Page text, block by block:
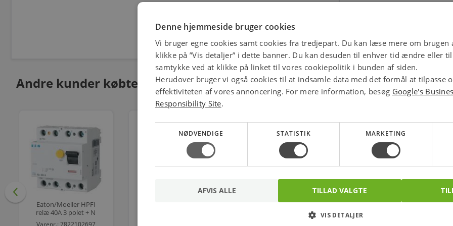
4.1
Andre kunder købte også
Eaton/Moeller HPFI
relæ 40A 3 polet + N
30mA 0,03A,
Varenr.: 7822102697
Eaton/Moeller
Automatsikring C 10A 3
Polet + nul, 4 modul
Eaton/Moeller
Automatsikring C 10A 1
Denne hjemmeside bruger cookies
Vi bruger egne cookies samt cookies fra tredjepart. Du kan læse mere om brugen
klikke på ”Vis detaljer” i dette banner. Du kan desuden til enhver tid ændre eller
samtykke ved at klikke på linket til vores cookiepolitik i bunden af siden.
Herudover bruger vi også cookies til at indsamle data med det formål at tilpasse
effektiviteten af vores annoncering. For mere information, besøg Google's
Responsibility Site.
NØDVENDIGE STATISTIK MARKETING
TILLAD VALGTE
AFVIS ALLE
VIS DETALJER